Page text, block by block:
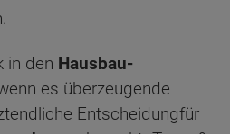
in den Hausbau-
es überzeugende
Entscheidungfür